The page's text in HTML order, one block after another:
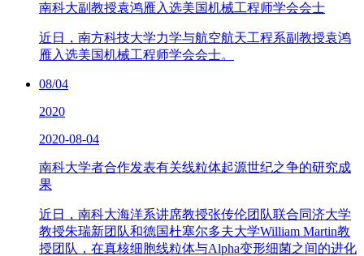
南科大副教授袁鸿雁入选美国机械工程师学会会士
近日，南方科技大学力学与航空航天工程系副教授袁鸿
雁入选美国机械工程师学会会士。
08/04
2020
2020-08-04
南科大学者合作发表有关线粒体起源世纪之争的研究成
果
近日，南科大海洋系讲席教授张传伦团队联合同济大学
教授朱瑞新团队和德国杜塞尔多夫大学William Martin教
授团队，在真核细胞线粒体与Alpha变形细菌之间的进化